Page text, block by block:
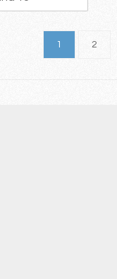
1 2